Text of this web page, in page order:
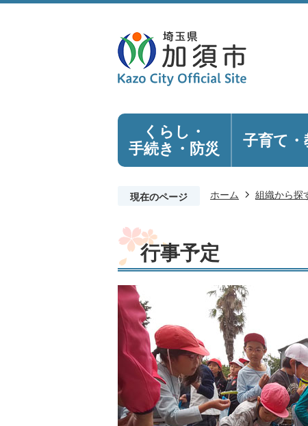
くらし・
手続き ・防災 子育て・
現在のページ ホーム 組織から探
行事予定